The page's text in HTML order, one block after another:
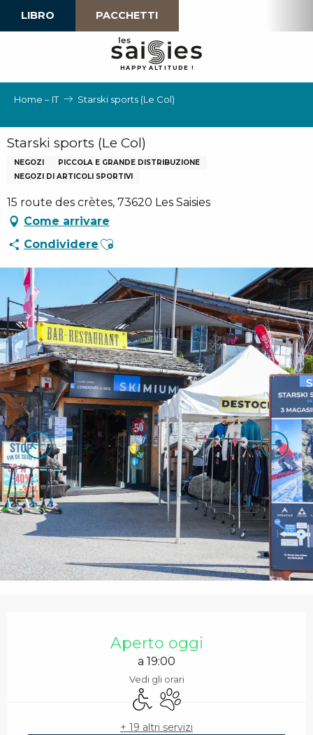
LIBRO PACCHETTI
HAPPY ALTI TU D E !
Home – IT Starski sports (Le Col)
Starski sports (Le Col)
NEGOZI
PICCOLA E GRANDE DISTRIBUZIONE
NEGOZI DI ARTICOLI SPORTIVI
15 route des crètes, 73620 Les Saisies
Come arrivare
Condividere Ajouter aux favoris
Aperto oggi
a 19:00
Vedi gli orari
Accesso per i disabili
Animali ammessi
+ 19 altri servizi